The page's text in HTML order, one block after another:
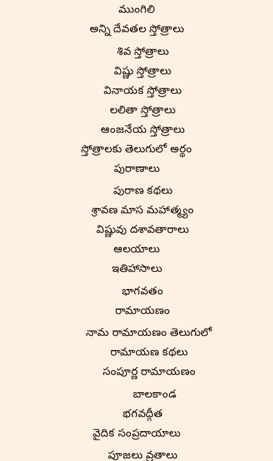
ముంగిలి
అన్ని దేవతల స్తోత్రాలు
శివ స్తోత్రాలు
విష్ణు స్తోత్రాలు
వినాయక స్తోత్రాలు
లలితా స్తోత్రాలు
ఆంజనేయ స్తోత్రాలు
స్తోత్రాలకు తెలుగులో అర్థం
పురాణాలు
పురాణ కథలు
శ్రావణ మాస మహాత్మ్యం
విష్ణువు దశావతారాలు
ఆలయాలు
ఇతిహాసాలు
భాగవతం
రామాయణం
నామ రామాయణం తెలుగులో
రామాయణ కథలు
సంపూర్ణ రామాయణం
బాలకాండ
భగవద్గీత
వైదిక సంప్రదాయాలు
పూజలు వ్రతాలు